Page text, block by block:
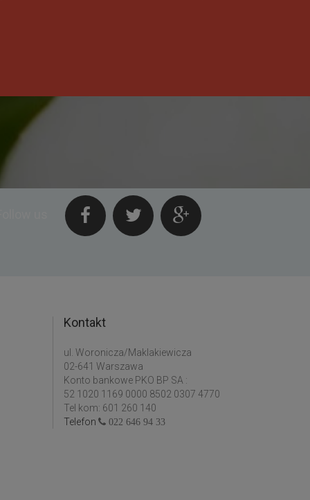
Kontakt
ul. Woronicza/Maklakiewicza
02-641 Warszawa
Konto bankowe PKO BP SA :
52 1020 1169 0000 8502 0307 4770
Tel kom: 601 260 140
Telefon
022 646 94 33